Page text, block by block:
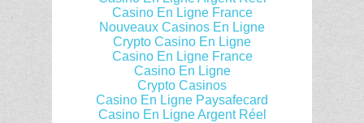
Casino En Ligne France
Nouveaux Casinos En Ligne
Crypto Casino En Ligne
Casino En Ligne France
Casino En Ligne
Crypto Casinos
Casino En Ligne Paysafecard
Casino En Ligne Argent Réel